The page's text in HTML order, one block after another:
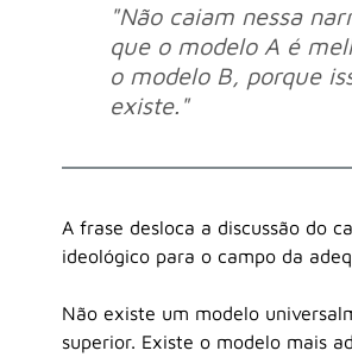
"Não caiam nessa
que o modelo A é
o modelo B, porque
existe."
A frase desloca a discussão do
ideológico para o campo da
Não existe um modelo
superior. Existe o modelo mais